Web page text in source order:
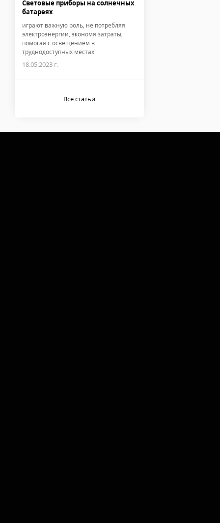
Световые приборы на солнечных
батареях
играют важную роль, не потребляя
электроэнергии, экономя затраты,
помогая с освещением в
труднодоступных местах
18.05.2023 г.
Все статьи